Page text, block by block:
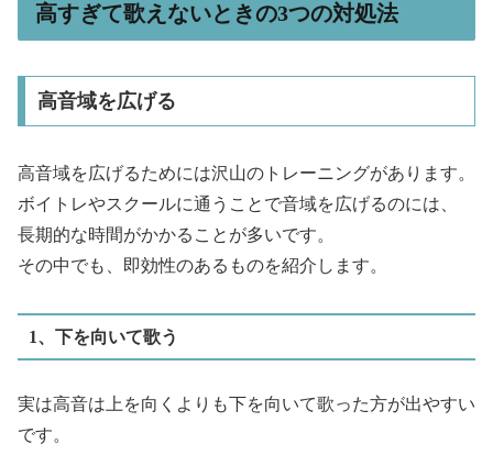
高すぎて歌えないときの3つの対処法
高音域を広げる
高音域を広げるためには沢山のトレーニングがあります。
ボイトレやスクールに通うことで音域を広げるのには、
長期的な時間がかかることが多いです。
その中でも、即効性のあるものを紹介します。
1、下を向いて歌う
実は高音は上を向くよりも下を向いて歌った方が出やすい
です。